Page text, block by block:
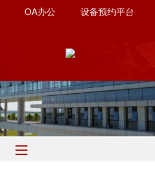
设备预约平台
OA办公